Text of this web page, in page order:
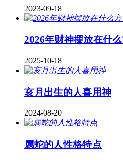
2023-09-18
2026年财神摆放在什
2025-10-18
亥月出生的人喜用神
2024-08-20
属蛇的人性格特点